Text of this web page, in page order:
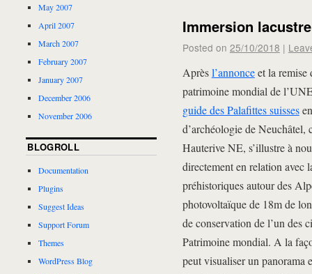
Immersion
Posted on 25/10/2018 |
Aprèsl’annonceet la remise
patrimoine mondial de
guide des Palafittes suisses
d’archéologie de
Hauterive NE, s’illustre à
directement en relation avec
préhistoriques autour des
photovoltaïque de 18m de
de conservation de l’un des
Patrimoine mondial. A la
peut visualiser un panorama
May 2007
April 2007
March 2007
February 2007
January 2007
December 2006
November 2006
BLOGROLL
Documentation
Plugins
Suggest Ideas
Support Forum
Themes
WordPress Blog